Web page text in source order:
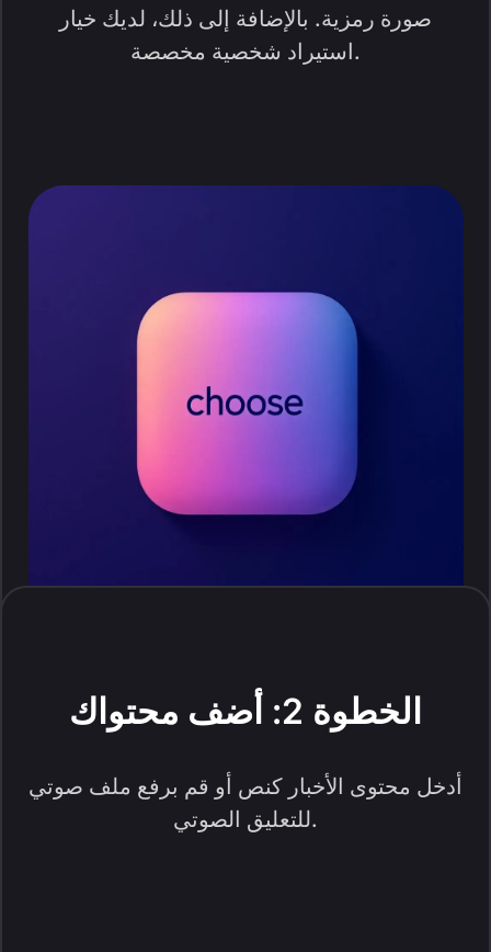
صورة رمزية. بالإضافة إلى ذلك، لديك خيار
استيراد شخصية مخصصة.
الخطوة 2: أضف محتواك
أدخل محتوى الأخبار كنص أو قم برفع ملف صوتي
للتعليق الصوتي.